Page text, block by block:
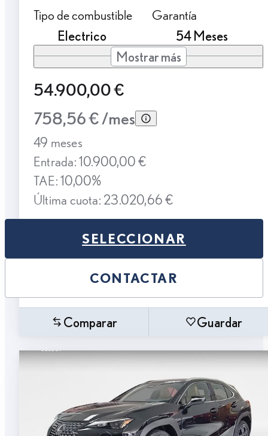
Tipo de combustible
Electrico
Garantía
54 Meses
Mostrar más
54.900,00 €
758,56 € /mes
49 meses
Entrada: 10.900,00 €
TAE: 10,00%
Última cuota: 23.020,66 €
SELECCIONAR
CONTACTAR
Comparar Guardar